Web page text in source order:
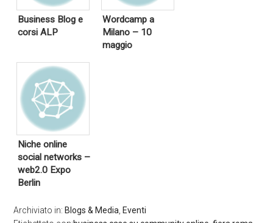
Business Blog e
corsi ALP
Wordcamp a
Milano – 10
maggio
Niche online
social networks –
web2.0 Expo
Berlin
Archiviato in: Blogs & Media, Eventi